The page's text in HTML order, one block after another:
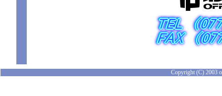
Copyright (C) 2003